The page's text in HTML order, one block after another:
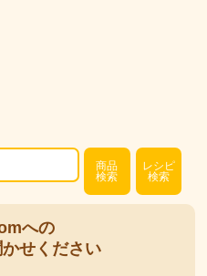
商品
検索
レシピ
検索
への
せください